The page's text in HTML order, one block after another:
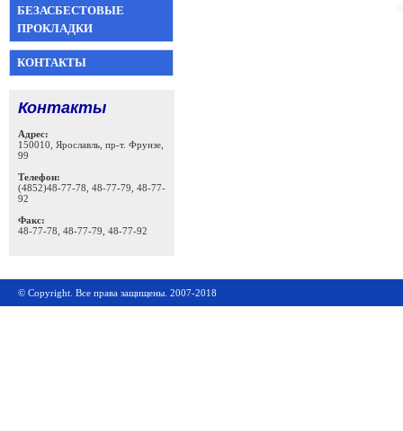
БЕЗАСБЕСТОВЫЕ
ПРОКЛАДКИ
КОНТАКТЫ
Контакты
Адрес:
150010, Ярославль, пр-т. Фрунзе,
99
Телефон:
(4852)48-77-78, 48-77-79, 48-77-
92
Факс:
48-77-78, 48-77-79, 48-77-92
© Copyright. Все права защищены. 2007-2018